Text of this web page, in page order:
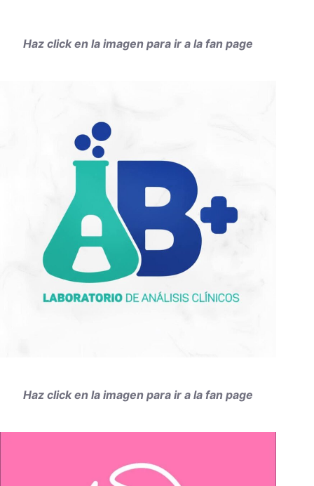
Haz click en la imagen para ir a la fan page
Haz click en la imagen para ir a la fan page